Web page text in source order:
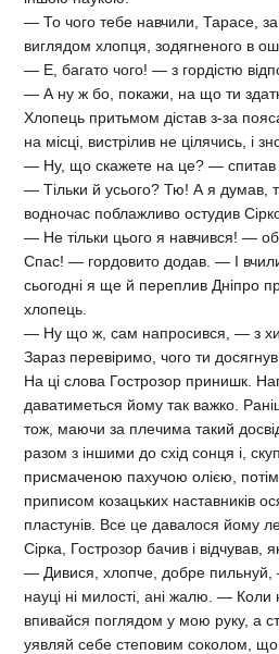
— То чого тебе навчили, Тарасе,
виглядом хлопця, зодягненого в
— Е, багато чого! — з гордістю
— А ну ж бо, покажи, на що ти
Хлопець притьмом дістав з-за
на місці, вистрілив не цілячись, і
— Ну, що скажете на це? — спитав
— Тільки й усього? Тю! А я думав,
водночас поблажливо остудив
— Не тільки цього я навчився! —
Спас! — гордовито додав. — І
сьогодні я ще й переплив Дніпро
хлопець.
— Ну що ж, сам напросився, — з
Зараз перевіримо, чого ти
На ці слова Гострозор принишк.
даватиметься йому так важко.
тож, маючи за плечима такий
разом з іншими до схід сонця і,
присмаченою пахучою олією,
приписом козацьких наставників
пластунів. Все це давалося йому
Сірка, Гострозор бачив і
— Дивися, хлопче, добре пильнуй,
науці ні милості, ані жалю. — Коли
впивайся поглядом у мою руку, а
уявляй себе степовим соколом, що